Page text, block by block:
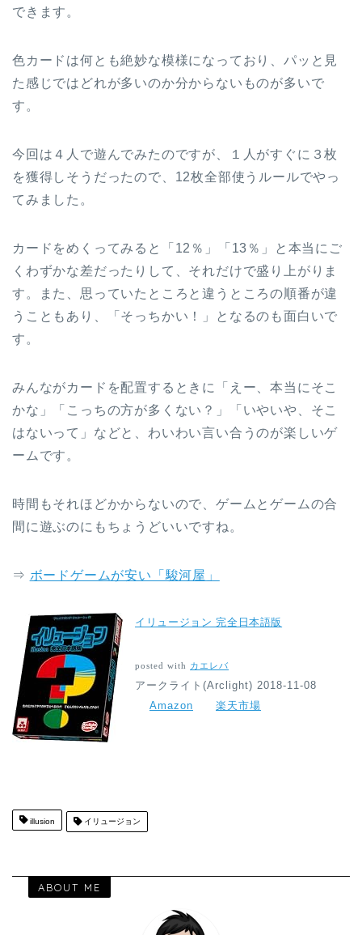
できます。
色カードは何とも絶妙な模様になっており、パッと見
た感じではどれが多いのか分からないものが多いで
す。
今回は４人で遊んでみたのですが、１人がすぐに３枚
を獲得しそうだったので、12枚全部使うルールでやっ
てみました。
カードをめくってみると「12％」「13％」と本当にご
くわずかな差だったりして、それだけで盛り上がりま
す。また、思っていたところと違うところの順番が違
うこともあり、「そっちかい！」となるのも面白いで
す。
みんながカードを配置するときに「えー、本当にそこ
かな」「こっちの方が多くない？」「いやいや、そこ
はないって」などと、わいわい言い合うのが楽しいゲ
ームです。
時間もそれほどかからないので、ゲームとゲームの合
間に遊ぶのにもちょうどいいですね。
⇒ ボードゲームが安い「駿河屋」
イリュージョン 完全日本語版
posted with カエレバ
アークライト(Arclight) 2018-11-08
Amazon
楽天市場
illusion イリュージョン
ABOUT ME